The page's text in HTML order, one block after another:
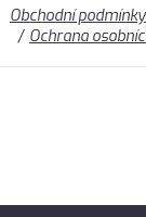
Obchodní podmínky
Ochrana